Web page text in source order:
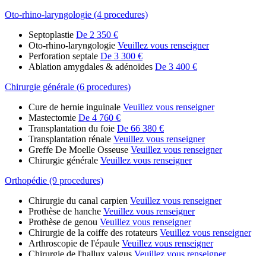
Oto-rhino-laryngologie (4 procedures)
Septoplastie De 2 350 €
Oto-rhino-laryngologie Veuillez vous renseigner
Perforation septale De 3 300 €
Ablation amygdales & adénoïdes De 3 400 €
Chirurgie générale (6 procedures)
Cure de hernie inguinale Veuillez vous renseigner
Mastectomie De 4 760 €
Transplantation du foie De 66 380 €
Transplantation rénale Veuillez vous renseigner
Greffe De Moelle Osseuse Veuillez vous renseigner
Chirurgie générale Veuillez vous renseigner
Orthopédie (9 procedures)
Chirurgie du canal carpien Veuillez vous renseigner
Prothèse de hanche Veuillez vous renseigner
Prothèse de genou Veuillez vous renseigner
Chirurgie de la coiffe des rotateurs Veuillez vous renseigner
Arthroscopie de l'épaule Veuillez vous renseigner
Chirurgie de l'hallux valgus Veuillez vous renseigner